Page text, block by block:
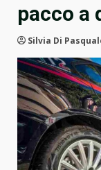
pacco a
Silvia Di